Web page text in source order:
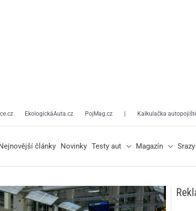
EkologickáAuta.cz PojMag.cz Kalkulačka
články Novinky Testy aut Magazín